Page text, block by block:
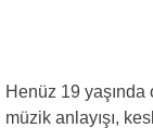
Henüz 19
müzik anlayışı,